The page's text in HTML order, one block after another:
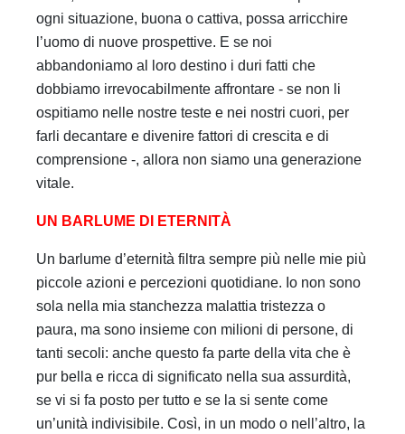
ogni situazione, buona o cattiva, possa arricchire
l’uomo di nuove prospettive. E se noi
abbandoniamo al loro destino i duri fatti che
dobbiamo irrevocabilmente affrontare - se non li
ospitiamo nelle nostre teste e nei nostri cuori, per
farli decantare e divenire fattori di crescita e di
comprensione -, allora non siamo una generazione
vitale.
UN BARLUME DI ETERNITÀ
Un barlume d’eternità filtra sempre più nelle mie più
piccole azioni e percezioni quotidiane. Io non sono
sola nella mia stanchezza malattia tristezza o
paura, ma sono insieme con milioni di persone, di
tanti secoli: anche questo fa parte della vita che è
pur bella e ricca di significato nella sua assurdità,
se vi si fa posto per tutto e se la si sente come
un’unità indivisibile. Così, in un modo o nell’altro, la